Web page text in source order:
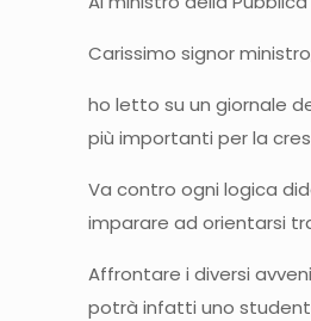
Carissimo signor
ho letto su un giornale
più importanti per la
Va contro ogni logica
imparare ad orientarsi
Affrontare i diversi
potrà infatti uno